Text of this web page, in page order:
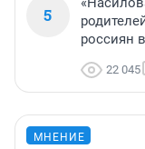
5
россиян
22 045
МНЕНИЕ